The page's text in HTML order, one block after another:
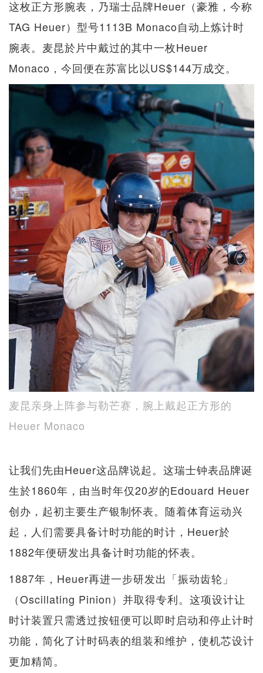
这枚正方形腕表，乃瑞士品牌Heuer（豪雅，今称
TAG Heuer）型号1113B Monaco自动上炼计时
腕表。麦昆於片中戴过的其中一枚Heuer
Monaco，今回便在苏富比以US$144万成交。
麦昆亲身上阵参与勒芒赛，腕上戴起正方形的
Heuer Monaco
让我们先由Heuer这品牌说起。这瑞士钟表品牌诞
生於1860年，由当时年仅20岁的Edouard Heuer
创办，起初主要生产银制怀表。随着体育运动兴
起，人们需要具备计时功能的时计，Heuer於
1882年便研发出具备计时功能的怀表。
1887年，Heuer再进一步研发出「振动齿轮」
（Oscillating Pinion）并取得专利。这项设计让
时计装置只需透过按钮便可以即时启动和停止计时
功能，简化了计时码表的组装和维护，使机芯设计
更加精简。